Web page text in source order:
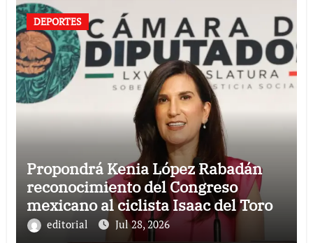
DEPORTES
Propondrá Kenia López Rabadán
reconocimiento del Congreso
mexicano al ciclista Isaac del Toro
editorial Jul 28, 2026